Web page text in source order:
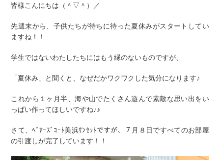
皆様こんにちは（＾▽＾）／
先週末から、子供たちが待ちに待った夏休みがスタートしてい
ますね！！
学生ではないわたしたちにはもう縁のないものですが、
「夏休み」と聞くと、なぜだかワクワクした気分になります♪
これから１ヶ月半、海や山でたくさん遊んで素敵な思い出をい
っぱい作ってほしいですね♪♪
さて、ﾍﾞｱｰｽﾞｺｰﾄ美浜ｻﾝｾｯﾄですが、７月８日ですべてのお部屋
の引渡しが完了しています！！